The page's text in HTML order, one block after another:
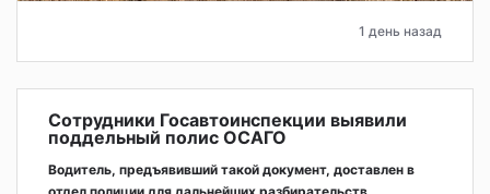
1 день назад
Сотрудники Госавтоинспекции выявили
поддельный полис ОСАГО
Водитель, предъявивший такой документ, доставлен в